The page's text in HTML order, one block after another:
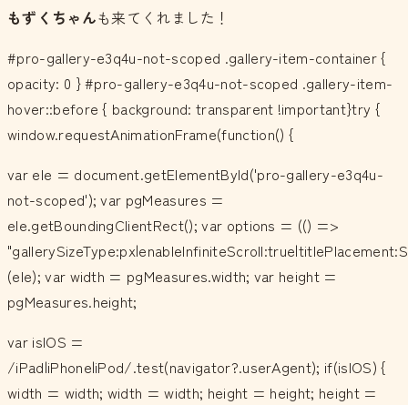
もずくちゃんも来てくれました！
#pro-gallery-e3q4u-not-scoped .gallery-item-container {
opacity: 0 } #pro-gallery-e3q4u-not-scoped .gallery-item-
hover::before { background: transparent !important}try {
window.requestAnimationFrame(function() {
var ele = document.getElementById('pro-gallery-e3q4u-
not-scoped'); var pgMeasures =
ele.getBoundingClientRect(); var options = (() =>
(ele); var width = pgMeasures.width; var height =
pgMeasures.height;
var isIOS =
/iPad|iPhone|iPod/.test(navigator?.userAgent); if(isIOS) {
width = width; width = width; height = height; height =